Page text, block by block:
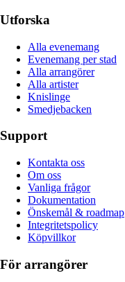
Utforska
Alla evenemang
Evenemang per stad
Alla arrangörer
Alla artister
Knislinge
Smedjebacken
Support
Kontakta oss
Om oss
Vanliga frågor
Dokumentation
Önskemål & roadmap
Integritetspolicy
Köpvillkor
För arrangörer